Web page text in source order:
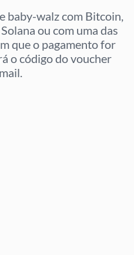
baby-walz com Bitcoin,
ou com uma das
que o pagamento for
o código do voucher